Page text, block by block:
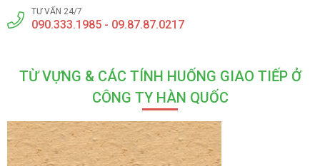
TƯ VẤN 24/7
090.333.1985 - 09.87.87.0217
TỪ VỰNG & CÁC TÍNH HUỐNG GIAO TIẾP Ở
CÔNG TY HÀN QUỐC